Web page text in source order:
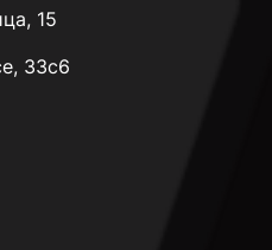
15
33с6